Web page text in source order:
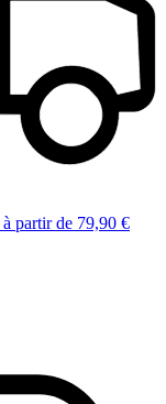
à partir de 79,90 €